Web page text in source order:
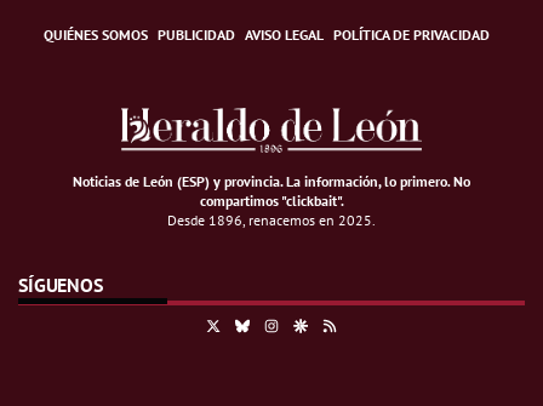
QUIÉNES SOMOS PUBLICIDAD AVISO LEGAL POLÍTICA DE PRIVACIDAD
Noticias de León (ESP) y provincia. La información, lo primero.No
compartimos "clickbait".
Desde 1896, renacemos en 2025.
SÍGUENOS
BlueskyInstagramGoogle Discover